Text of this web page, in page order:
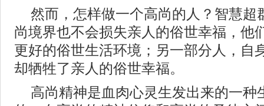
然而，怎样做一个高尚的人？智慧超
尚境界也不会损失亲人的俗世幸福，他
更好的俗世生活环境；另一部分人，自
却牺牲了亲人的俗世幸福。
高尚精神是血肉心灵生发出来的一种